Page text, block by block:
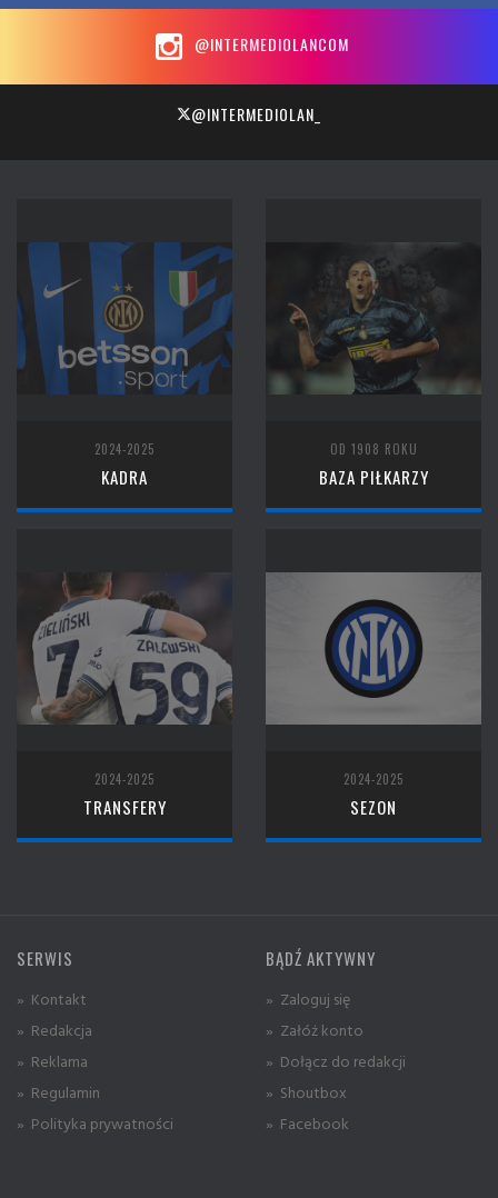
@INTERMEDIOLANCOM
@INTERMEDIOLAN_
2024-2025
KADRA
OD 1908 ROKU
BAZA PIŁKARZY
2024-2025
TRANSFERY
2024-2025
SEZON
SERWIS
» Kontakt
» Redakcja
» Reklama
» Regulamin
» Polityka prywatności
BĄDŹ AKTYWNY
» Zaloguj się
» Załóż konto
» Dołącz do redakcji
» Shoutbox
» Facebook